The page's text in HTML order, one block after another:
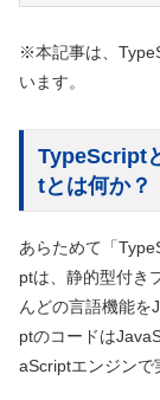
※本記事は、
います。
TypeScript
tとは何か？
あらためて「
ptは、静的型付き
んどの言語機能を
ptのコードは
aScriptエンジンで